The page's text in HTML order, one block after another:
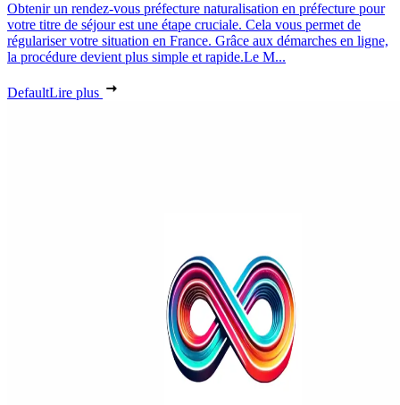
Obtenir un rendez-vous préfecture naturalisation en préfecture pour
votre titre de séjour est une étape cruciale. Cela vous permet de
régulariser votre situation en France. Grâce aux démarches en ligne,
la procédure devient plus simple et rapide.Le M...
DefaultLire plus